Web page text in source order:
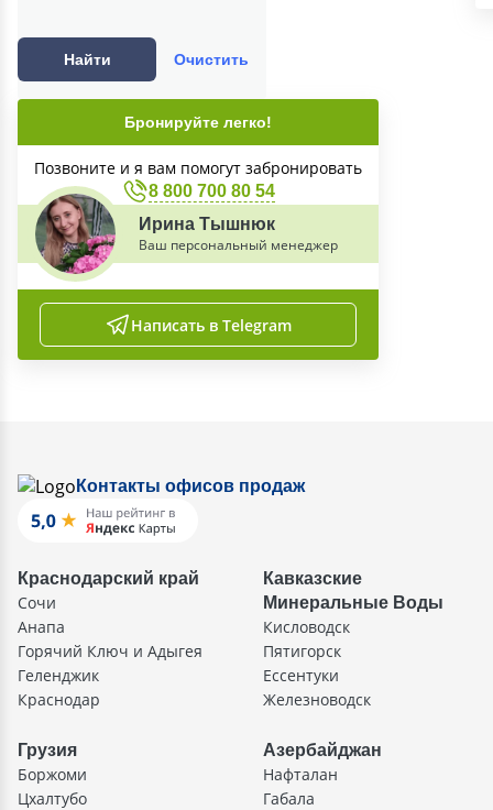
Найти Очистить
Бронируйте легко!
Позвоните и я вам помогут забронировать
8 800 700 80 54
Ирина Тышнюк
Ваш персональный менеджер
Написать в Telegram
Контакты офисов продаж
Краснодарский край
Сочи
Анапа
Горячий Ключ и Адыгея
Геленджик
Краснодар
Кавказские
Минеральные Воды
Кисловодск
Пятигорск
Ессентуки
Железноводск
Грузия
Боржоми
Цхалтубо
Азербайджан
Нафталан
Габала